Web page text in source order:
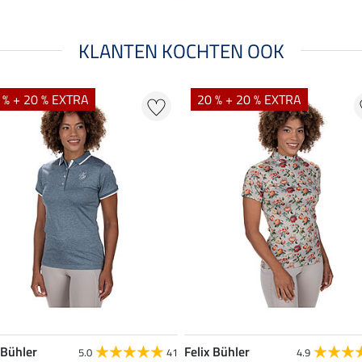
KLANTEN KOCHTEN OOK
+ 20 % EXTRA
5.0 41
20 % + 20 % EXTRA
Felix Bühler 4.9